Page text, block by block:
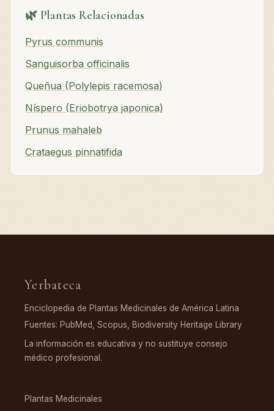
🌿 Plantas Relacionadas
Pyrus communis
Sanguisorba officinalis
Queñua (Polylepis racemosa)
Níspero (Eriobotrya japonica)
Prunus mahaleb
Crataegus pinnatifida
Yerbateca
Enciclopedia de Plantas Medicinales de América Latina
Fuentes: PubMed, Scopus, Biodiversity Heritage Library
La información es educativa y no sustituye consejo
médico profesional.
Plantas Medicinales